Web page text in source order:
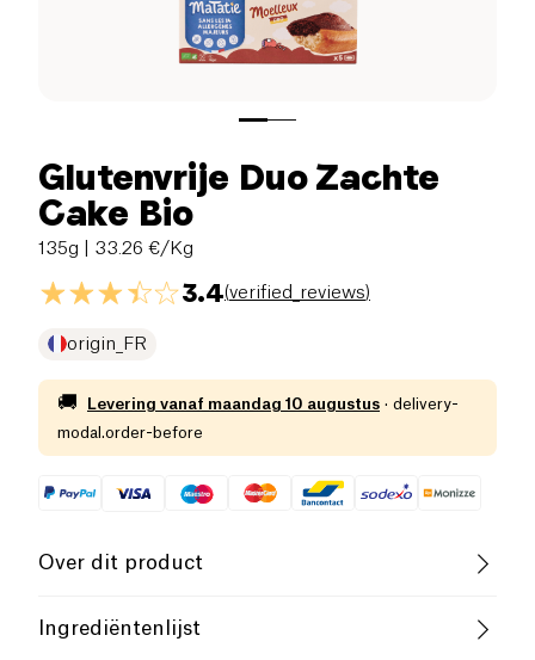
Glutenvrije Duo Zachte
Cake Bio
135g | 33.26 €/Kg
3.4(verified_reviews)
origin_FR
🚚 Levering vanaf maandag 10 augustus · delivery-
modal.order-before
Over dit product
Vegan Glutenvrij (ingrediënten)
Ingrediëntenlijst